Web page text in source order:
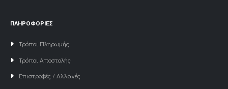
ΠΛΗΡΟΦΟΡΙΕΣ
Τρόποι Πληρωμής
Τρόποι Αποστολής
Επιστροφές / Αλλαγές